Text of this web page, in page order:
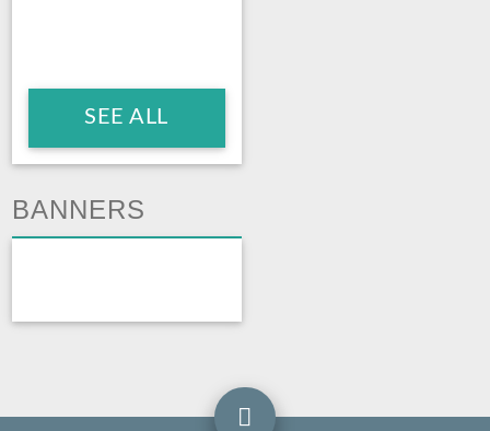
SEE ALL
BANNERS